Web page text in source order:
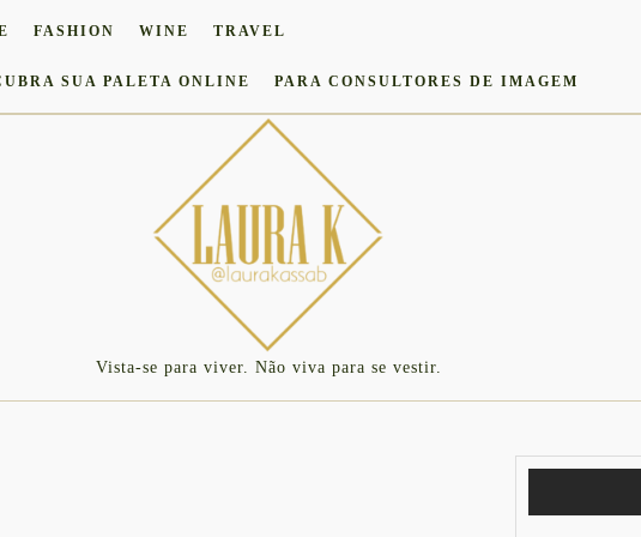
FASHION WINE TRAVEL
SUA PALETA ONLINE PARA CONSULTORES DE IMAGEM
Vista-se para viver. Não viva para se vestir.